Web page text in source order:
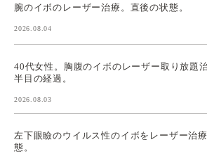
腕のイボのレーザー治療。直後の状態。
2026.08.04
40代女性。胸腹のイボのレーザー取り放題
半目の経過。
2026.08.03
左下眼瞼のウイルス性のイボをレーザー治
態。